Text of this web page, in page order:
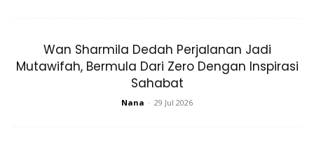
Matahari tepat berada di atas Kaabah.
Fenomena ini berlaku dua kali dalam setahun. Oleh itu,
seluruh umat islam di Malaysia berpeluang untuk menyemak
Wan Sharmila Dedah Perjalanan Jadi
Mutawifah, Bermula Dari Zero Dengan Inspirasi
Sahabat
Nana - 29 Jul 2026